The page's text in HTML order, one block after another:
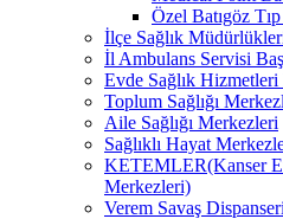
Özel Batıgöz
İlçe Sağlık
İl Ambulans Servisi
Evde Sağlık
Toplum Sağlığı
Aile Sağlığı Merkezleri
Sağlıklı Hayat
KETEMLER(Kanser
Merkezleri)
Verem Savaş Dispanseri